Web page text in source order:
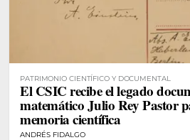
PATRIMONIO CIENTÍFICO Y DOCUMENTAL
El CSIC recibe el legado
matemático Julio Rey Pastor
memoria científica
ANDRÉS FIDALGO